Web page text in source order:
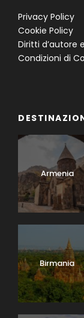
Privacy Policy
Cookie Policy
Diritti d’autore
Condizioni di
Armenia
Birmania